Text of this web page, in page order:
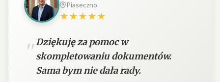
Piaseczno
★★★★★
Dziękuję za pomoc w
skompletowaniu dokumentów.
Sama bym nie dała rady.